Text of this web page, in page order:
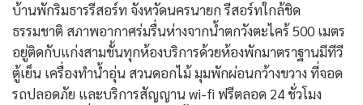
บ้านพักริมธารรีสอร์ท จังหวัดนครนายก รีสอร์ทใกล้ชิด
ธรรมชาติ สภาพอากาศร่มรื่นห่างจากน้ำตกวังตะไคร้ 500 เมตร
อยู่ติดกับแก่งสามชั้นทุกห้องบริการด้วยห้องพักมาตราฐานมีทีวี
ตู้เย็น เครื่องทำน้ำอุ่น สวนดอกไม้ มุมพักผ่อนกว้างขวาง ที่จอด
รถปลอดภัย และบริการสัญญาน wi-fi ฟรีตลอด 24 ชั่วโมง